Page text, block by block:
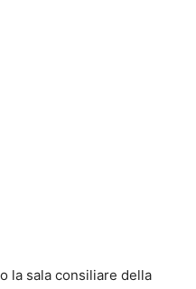
la sala consiliare della